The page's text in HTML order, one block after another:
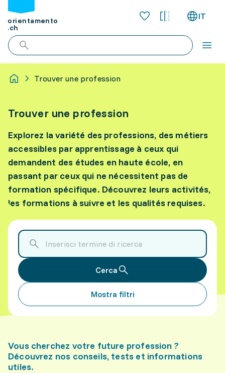
orientamento
.ch
IT
Trouver une profession
Trouver une profession
Explorez la variété des professions, des métiers
accessibles par apprentissage à ceux qui
demandent des études en haute école, en
passant par ceux qui ne nécessitent pas de
formation spécifique. Découvrez leurs activités,
les formations à suivre et les qualités requises.
Cerca
Mostra filtri
Vous cherchez votre future profession ?
Découvrez nos conseils, tests et informations
utiles.